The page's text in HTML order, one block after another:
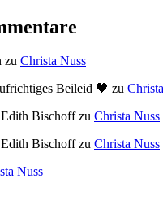
zu Christa Nuss
Beileid 🖤 zu
Bischoffzu Christa Nuss
Bischoffzu Christa Nuss
Nuss